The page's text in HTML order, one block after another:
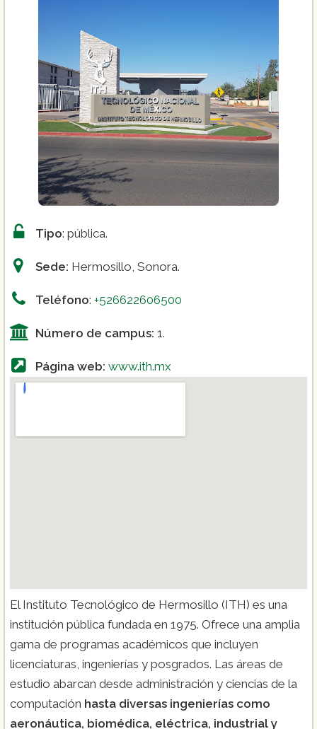
Ciberseguridad
Ingeniería en Manufactura Aeronáutica
Ingeniería en Mantenimiento Industrial
Ingeniería en Minería
Ingeniería Mecatrónica
Tipo: pública.
Sede: Hermosillo, Sonora.
Teléfono: +526622606500
Número de campus: 1.
Página web: www.ith.mx
El Instituto Tecnológico de Hermosillo (ITH) es una
institución pública fundada en 1975. Ofrece una amplia
gama de programas académicos que incluyen
licenciaturas, ingenierías y posgrados. Las áreas de
estudio abarcan desde administración y ciencias de la
computación hasta diversas ingenierías como
aeronáutica, biomédica, eléctrica, industrial y